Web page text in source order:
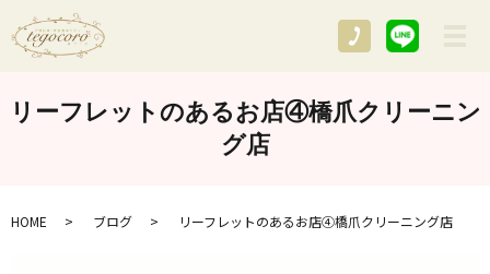
リーフレットのあるお店④橋爪クリーニン
グ店
HOME ブログ リーフレットのあるお店④橋爪クリーニング店